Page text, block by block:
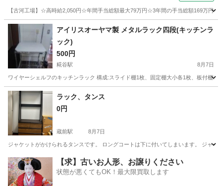
【古河工場】☆高時給2,050円☆年間手当総額最大79万円☆3年間の手当総額169万円
茨城 古河市 その他
アイリスオーヤマ製 メタルラック四段(キッチンラ
ック)
500円
糀谷駅 8月7日
ワイヤーシェルフのキッチンラック 構成:スライド棚1枚、固定棚大小各1枚、板付棚1
東京 大田区 糀谷駅
ラック、タンス
0円
蔵前駅 8月7日
ジャケットがかけられるタンスです。 ロングコートは下に付いてしまいます。 ジャ
東京 台東区 蔵前駅 収納家具
【求】古いお人形、お譲りください
状態が悪くてもOK！最大限買取します